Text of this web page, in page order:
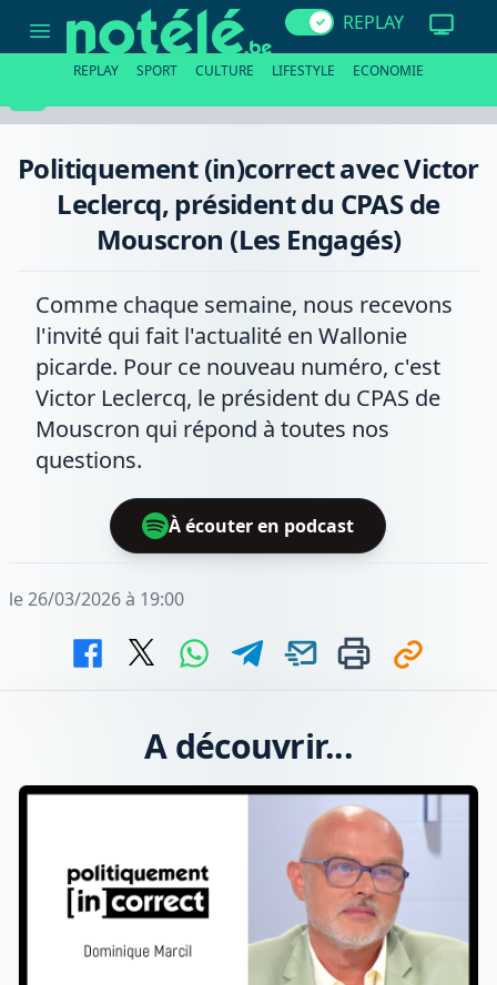
(in)correct
du
Mouscron
REPLAY
REPLAY SPORT CULTURE LIFESTYLE ECONOMIE
Politiquement (in)correct avec Victor
Leclercq, président du CPAS de
Mouscron (Les Engagés)
Comme chaque semaine, nous recevons
l'invité qui fait l'actualité en Wallonie
picarde. Pour ce nouveau numéro, c'est
Victor Leclercq, le président du CPAS de
Mouscron qui répond à toutes nos
questions.
À écouter en podcast
le 26/03/2026 à 19:00
A découvrir...